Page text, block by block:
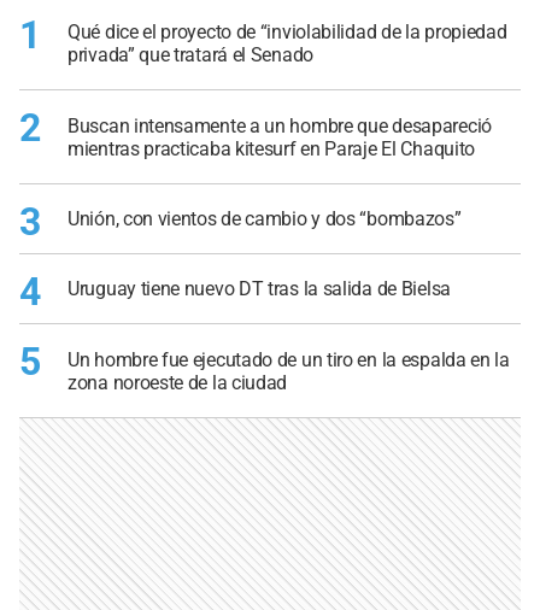
1
Qué dice el proyecto de “inviolabilidad de la propiedad
privada” que tratará el Senado
2
Buscan intensamente a un hombre que desapareció
mientras practicaba kitesurf en Paraje El Chaquito
3 Unión, con vientos de cambio y dos “bombazos”
4 Uruguay tiene nuevo DT tras la salida de Bielsa
5
Un hombre fue ejecutado de un tiro en la espalda en la
zona noroeste de la ciudad